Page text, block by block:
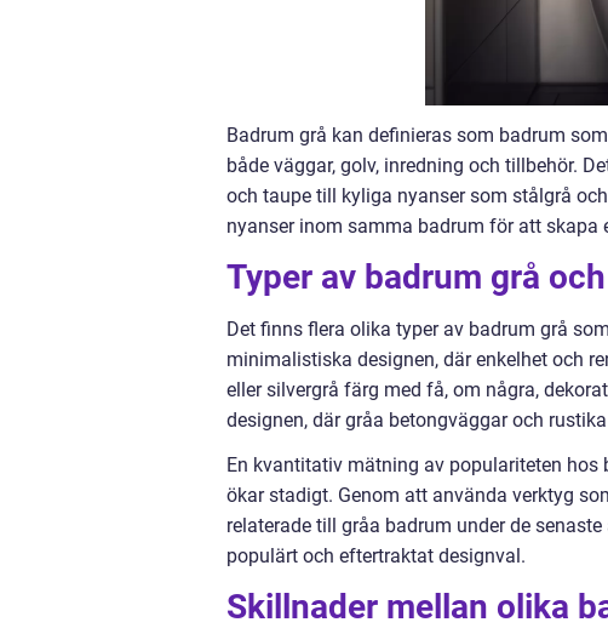
Badrum grå kan definieras som badrum
både väggar, golv, inredning och tillbehör.
och taupe till kyliga nyanser som stålgrå
nyanser inom samma badrum för att skapa
Typer av badrum grå
Det finns flera olika typer av badrum grå
minimalistiska designen, där enkelhet och
eller silvergrå färg med få, om några,
designen, där gråa betongväggar och
En kvantitativ mätning av populariteten
ökar stadigt. Genom att använda verktyg
relaterade till gråa badrum under de
populärt och eftertraktat designval.
Skillnader mellan olika